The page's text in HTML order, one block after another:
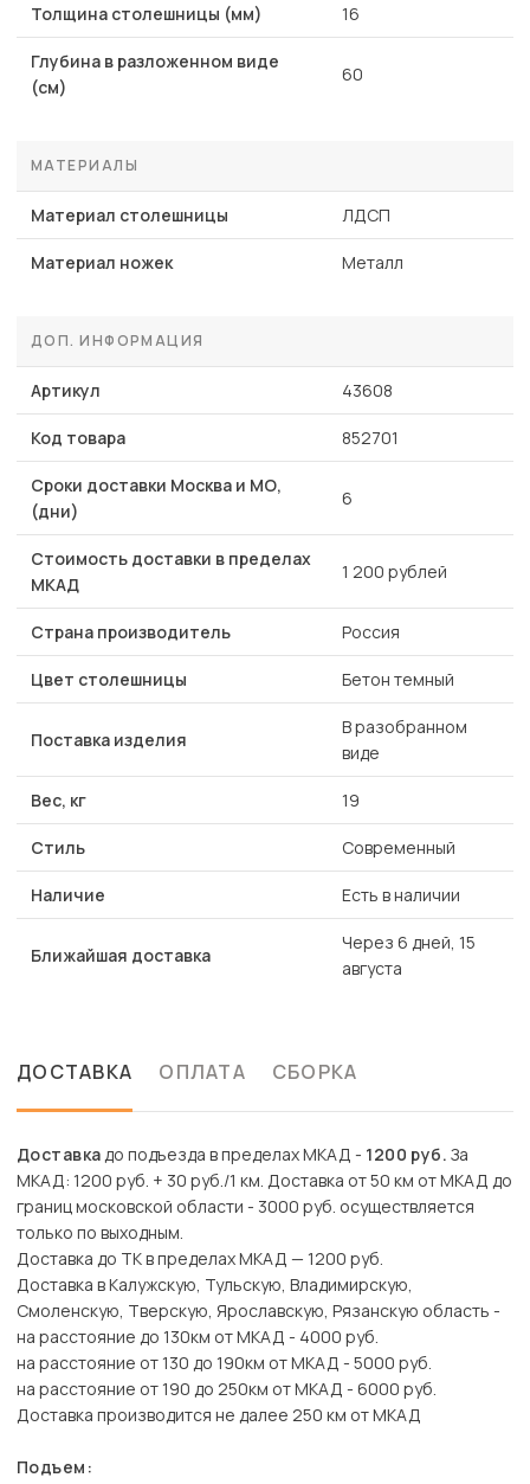
Толщина столешницы (мм) 16
Глубина в разложенном виде
(см)
60
МАТЕРИАЛЫ
Материал столешницы ЛДСП
Материал ножек Металл
ДОП. ИНФОРМАЦИЯ
Артикул 43608
Код товара 852701
Сроки доставки Москва и МО,
(дни)
6
Стоимость доставки в пределах
МКАД
1 200 рублей
Страна производитель Россия
Цвет столешницы Бетон темный
Поставка изделия
В разобранном
виде
Вес, кг 19
Стиль Современный
Наличие Есть в наличии
Ближайшая доставка
Через 6 дней, 15
августа
ДОСТАВКА ОПЛАТА СБОРКА
Доставкадо подъезда в пределах МКАД - 1200 руб. За
МКАД: 1200 руб. + 30 руб./1 км. Доставка от 50 км от МКАД до
границ московской области - 3000 руб. осуществляется
только по выходным.
Доставка до ТК в пределах МКАД — 1200 руб.
Доставка в Калужскую, Тульскую, Владимирскую,
Смоленскую, Тверскую, Ярославскую, Рязанскую область -
на расстояние до 130км от МКАД - 4000 руб.
на расстояние от 130 до 190км от МКАД - 5000 руб.
на расстояние от 190 до 250км от МКАД - 6000 руб.
Доставка производится не далее 250 км от МКАД
Подъем: